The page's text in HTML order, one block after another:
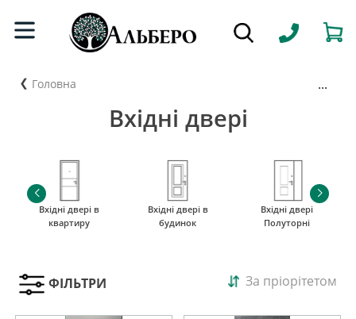
Головна ...
Вхідні двері
Вхідні двері в
квартиру
Вхідні двері в
будинок
Вхідні двері
Полуторні
ФІЛЬТРИ За пріорітетом